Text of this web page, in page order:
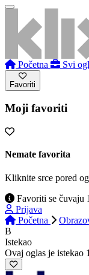
Početna Svi
Favoriti
Moji favoriti
Nemate favorita
Kliknite srce pored
Favoriti se čuvaju
Prijava
Početna
B
Istekao
Ovaj oglas je istekao